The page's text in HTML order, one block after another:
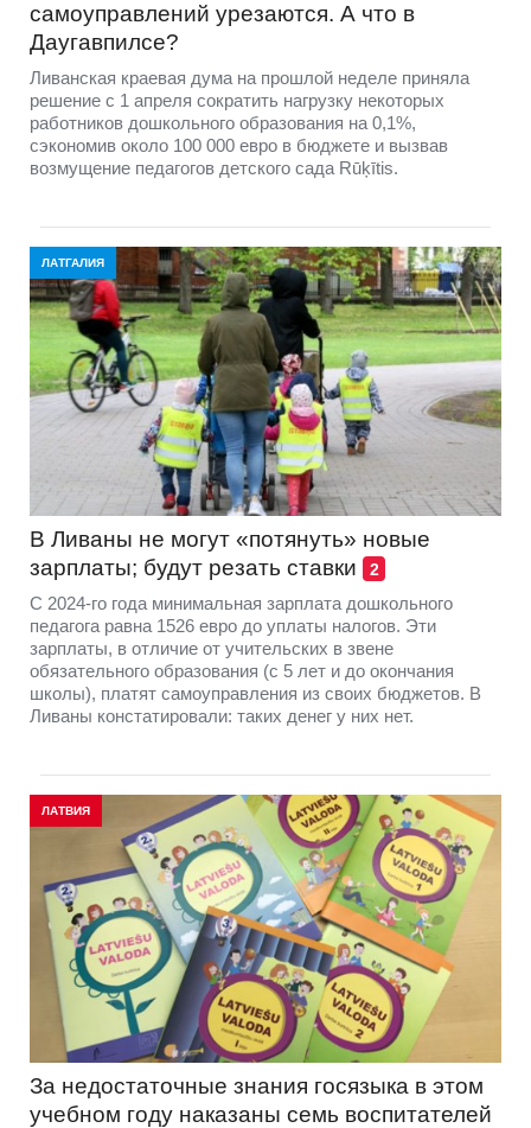
самоуправлений урезаются. А что в
Даугавпилсе?
Ливанская краевая дума на прошлой неделе приняла
решение с 1 апреля сократить нагрузку некоторых
работников дошкольного образования на 0,1%,
сэкономив около 100 000 евро в бюджете и вызвав
возмущение педагогов детского сада Rūķītis.
ЛАТГАЛИЯ
В Ливаны не могут «потянуть» новые
зарплаты; будут резать ставки
2
С 2024-го года минимальная зарплата дошкольного
педагога равна 1526 евро до уплаты налогов. Эти
зарплаты, в отличие от учительских в звене
обязательного образования (с 5 лет и до окончания
школы), платят самоуправления из своих бюджетов. В
Ливаны констатировали: таких денег у них нет.
ЛАТВИЯ
За недостаточные знания госязыка в этом
учебном году наказаны семь воспитателей